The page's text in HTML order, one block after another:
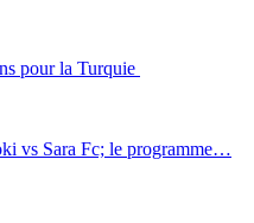
pour la Turquie
vs Sara Fc; le programme…